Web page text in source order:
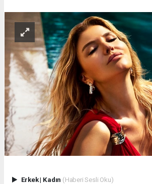
Erkek| Kadın (Haberi Sesli Oku)